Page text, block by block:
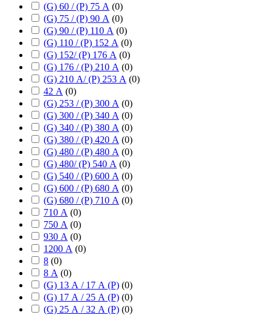
(G) 60 / (P) 75 А (0)
(G) 75 / (P) 90 А (0)
(G) 90 / (P) 110 А (0)
(G) 110 / (P) 152 А (0)
(G) 152/ (P) 176 А (0)
(G) 176 / (P) 210 А (0)
(G) 210 А/ (P) 253 А (0)
42 А (0)
(G) 253 / (P) 300 А (0)
(G) 300 / (P) 340 А (0)
(G) 340 / (P) 380 А (0)
(G) 380 / (P) 420 А (0)
(G) 480 / (P) 480 А (0)
(G) 480/ (P) 540 А (0)
(G) 540 / (P) 600 А (0)
(G) 600 / (P) 680 А (0)
(G) 680 / (P) 710 А (0)
710 А (0)
750 А (0)
930 А (0)
1200 А (0)
8 (0)
8 А (0)
(G) 13 А / 17 А (P) (0)
(G) 17 А / 25 А (P) (0)
(G) 25 А / 32 А (P) (0)